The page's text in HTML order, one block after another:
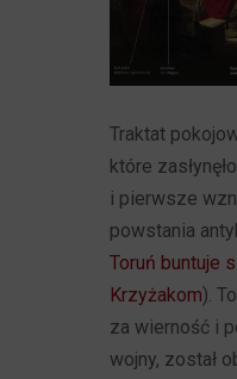
Traktat
które
i pierwsze
powstania
Toruń buntuje
Krzyżakom).
za wierność i
wojny, został